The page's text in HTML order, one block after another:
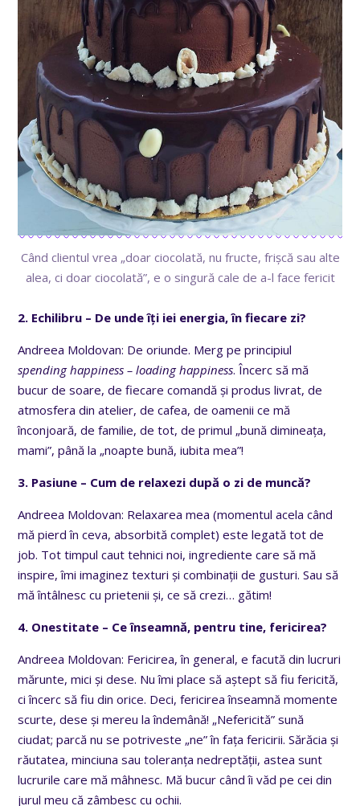
Când clientul vrea „doar ciocolată, nu fructe, frișcă sau alte
alea, ci doar ciocolată”, e o singură cale de a-l face fericit
2. Echilibru – De unde îți iei energia, în fiecare zi?
Andreea Moldovan: De oriunde. Merg pe principiul
spending happiness – loading happiness. Încerc să mă
bucur de soare, de fiecare comandă și produs livrat, de
atmosfera din atelier, de cafea, de oamenii ce mă
înconjoară, de familie, de tot, de primul „bună dimineața,
mami”, până la „noapte bună, iubita mea”!
3. Pasiune – Cum de relaxezi după o zi de muncă?
Andreea Moldovan: Relaxarea mea (momentul acela când
mă pierd în ceva, absorbită complet) este legată tot de
job. Tot timpul caut tehnici noi, ingrediente care să mă
inspire, îmi imaginez texturi și combinații de gusturi. Sau să
mă întâlnesc cu prietenii și, ce să crezi… gătim!
4. Onestitate – Ce înseamnă, pentru tine, fericirea?
Andreea Moldovan: Fericirea, în general, e facută din lucruri
mărunte, mici și dese. Nu îmi place să aștept să fiu fericită,
ci încerc să fiu din orice. Deci, fericirea înseamnă momente
scurte, dese și mereu la îndemână! „Nefericită” sună
ciudat; parcă nu se potriveste „ne” în fața fericirii. Sărăcia și
răutatea, minciuna sau toleranța nedreptății, astea sunt
lucrurile care mă mâhnesc. Mă bucur când îi văd pe cei din
jurul meu că zâmbesc cu ochii.